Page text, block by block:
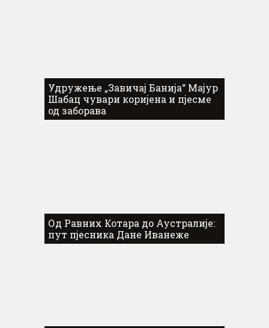
Удружење „Завичај Банија“ Мајур
Шабац чувари коријена и пјесме
од заборава
Од Равних Котара до Аустралије:
пут пјесника Дане Иванеже